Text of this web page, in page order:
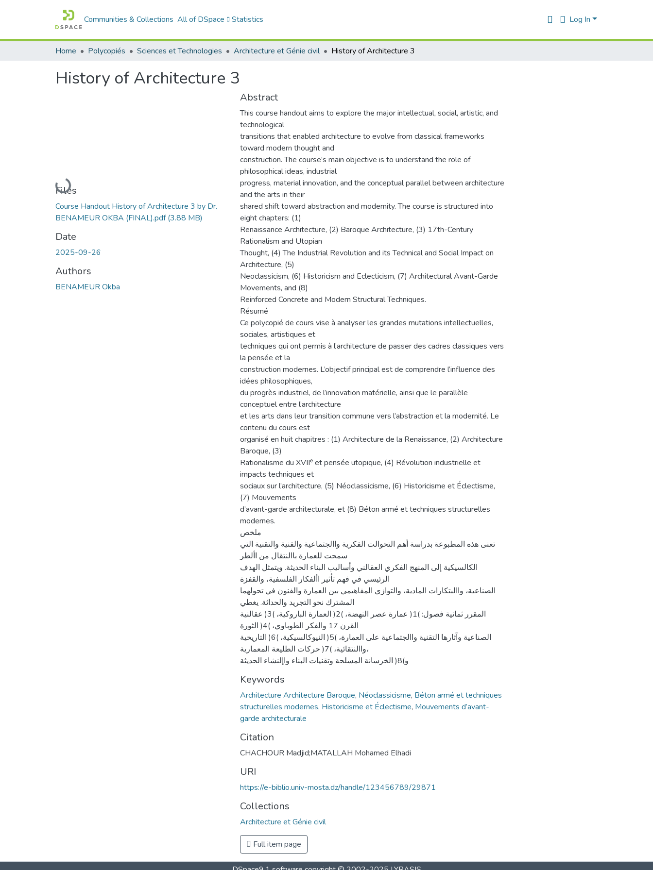
Communities & Collections All of DSpace Statistics Log In
Home Polycopiés Sciences et Technologies Architecture et Génie civil History of Architecture 3
History of Architecture 3
Loading...
Files
Course Handout History of Architecture 3 by Dr.
BENAMEUR OKBA (FINAL).pdf(3.88 MB)
Date
2025-09-26
Authors
BENAMEUR Okba
Abstract
This course handout aims to explore the major intellectual, social, artistic, and
technological
transitions that enabled architecture to evolve from classical frameworks
toward modern thought and
construction. The course’s main objective is to understand the role of
philosophical ideas, industrial
progress, material innovation, and the conceptual parallel between architecture
and the arts in their
shared shift toward abstraction and modernity. The course is structured into
eight chapters: (1)
Renaissance Architecture, (2) Baroque Architecture, (3) 17th-Century
Rationalism and Utopian
Thought, (4) The Industrial Revolution and its Technical and Social Impact on
Architecture, (5)
Neoclassicism, (6) Historicism and Eclecticism, (7) Architectural Avant-Garde
Movements, and (8)
Reinforced Concrete and Modern Structural Techniques.
Résumé
Ce polycopié de cours vise à analyser les grandes mutations intellectuelles,
sociales, artistiques et
techniques qui ont permis à l’architecture de passer des cadres classiques vers
la pensée et la
construction modernes. L’objectif principal est de comprendre l’influence des
idées philosophiques,
du progrès industriel, de l’innovation matérielle, ainsi que le parallèle
conceptuel entre l’architecture
et les arts dans leur transition commune vers l’abstraction et la modernité. Le
contenu du cours est
organisé en huit chapitres : (1) Architecture de la Renaissance, (2) Architecture
Baroque, (3)
Rationalisme du XVIIᵉ et pensée utopique, (4) Révolution industrielle et
impacts techniques et
sociaux sur l’architecture, (5) Néoclassicisme, (6) Historicisme et Éclectisme,
(7) Mouvements
d’avant-garde architecturale, et (8) Béton armé et techniques structurelles
modernes.
ملخص
تعنى هذه المطبوعة بدراسة أهم التحوالت الفكرية واالجتماعية والفنية والتقنية التي
سمحت للعمارة باالنتقال من األطر
الكالسيكية إلى المنهج الفكري العقالني وأساليب البناء الحديثة. ويتمثل الهدف
الرئيسي في فهم تأثير األفكار الفلسفية، والقفزة
الصناعية، واالبتكارات المادية، والتوازي المفاهيمي بين العمارة والفنون في تحولهما
المشترك نحو التجريد والحداثة. يغطي
المقرر ثمانية فصول: )1( عمارة عصر النهضة، )2( العمارة الباروكية، )3( عقالنية
القرن 17 والفكر الطوباوي، )4( الثورة
الصناعية وآثارها التقنية واالجتماعية على العمارة، )5( النيوكالسيكية، )6( التاريخية
واالنتقائية، )7( حركات الطليعة المعمارية،
و)8( الخرسانة المسلحة وتقنيات البناء واإلنشاء الحديثة
Keywords
Architecture Architecture Baroque, Néoclassicisme, Béton armé et techniques
structurelles modernes, Historicisme et Éclectisme, Mouvements d’avant-
garde architecturale
Citation
CHACHOUR Madjid;MATALLAH Mohamed Elhadi
URI
https://e-biblio.univ-mosta.dz/handle/123456789/29871
Collections
Architecture et Génie civil
Full item page